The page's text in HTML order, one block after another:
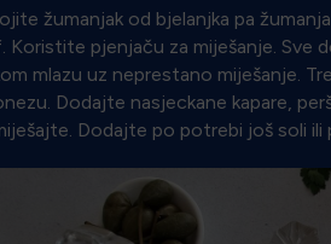
žumanjak od bjelanjka pa
Koristite pjenjaču za miješanje. Sve
mlazu uz neprestano miješanje.
Dodajte nasjeckane kapare,
Dodajte po potrebi još soli ili